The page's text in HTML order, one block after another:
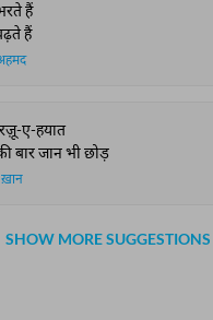
हैं
हैं
ए-हयात
बार जान भी छोड़
SHOW MORE SUGGESTIONS